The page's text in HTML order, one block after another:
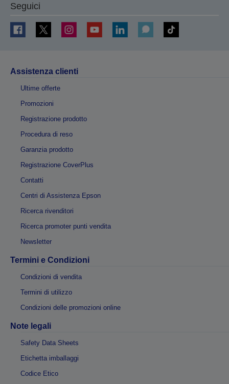
Seguici
Assistenza clienti
Ultime offerte
Promozioni
Registrazione prodotto
Procedura di reso
Garanzia prodotto
Registrazione CoverPlus
Contatti
Centri di Assistenza Epson
Ricerca rivenditori
Ricerca promoter punti vendita
Newsletter
Termini e Condizioni
Condizioni di vendita
Termini di utilizzo
Condizioni delle promozioni online
Note legali
Safety Data Sheets
Etichetta imballaggi
Codice Etico